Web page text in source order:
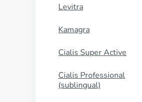
Levitra
Kamagra
Cialis Super Active
Cialis Professional
(sublingual)